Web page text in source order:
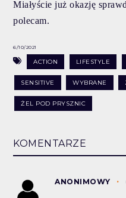
Miałyście już okazję
polecam.
6/10/2021
ACTION LIFESTYLE
SENSITIVE WYBRANE
ŻEL POD PRYSZNIC
KOMENTARZE
ANONIMOWY